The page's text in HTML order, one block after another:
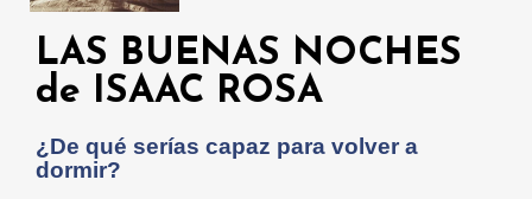
LAS BUENAS NOCHES
de ISAAC ROSA
¿De qué serías capaz para volver a
dormir?